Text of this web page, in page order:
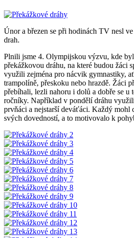
Únor a březen se při hodinách TV nesl
drah.
Plnili jsme 4. Olympijskou výzvu, kde
překážkovou dráhu, na které budou žáci
využili zejména pro nácvik gymnastiky,
trampolíně, přeskoku nebo hrazdě. Žáci
přebíhali, lezli nahoru i dolů a dobře se u
ročníky. Například v pondělí dráhu
prvňáci a nejstarší deváťáci. Každý mohl
svých dovedností, a to motivovalo k